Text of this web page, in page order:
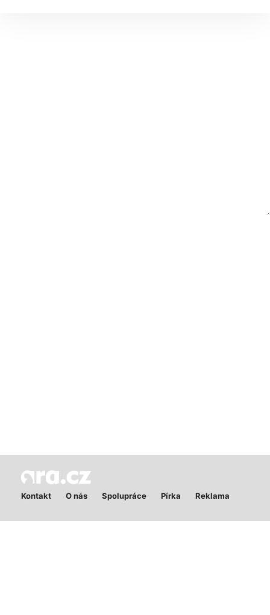
Kontakt O nás Spolupráce Pírka Reklama